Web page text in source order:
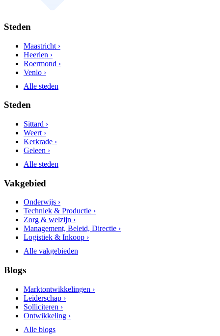
Steden
Maastricht ›
Heerlen ›
Roermond ›
Venlo ›
Alle steden
Steden
Sittard ›
Weert ›
Kerkrade ›
Geleen ›
Alle steden
Vakgebied
Onderwijs ›
Techniek & Productie ›
Zorg & welzijn ›
Management, Beleid, Directie ›
Logistiek & Inkoop ›
Alle vakgebieden
Blogs
Marktontwikkelingen ›
Leiderschap ›
Solliciteren ›
Ontwikkeling ›
Alle blogs